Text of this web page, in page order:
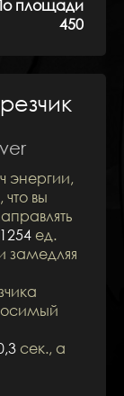
площади
450
энергии,
вы
1254ед.
замедляя
сек., а